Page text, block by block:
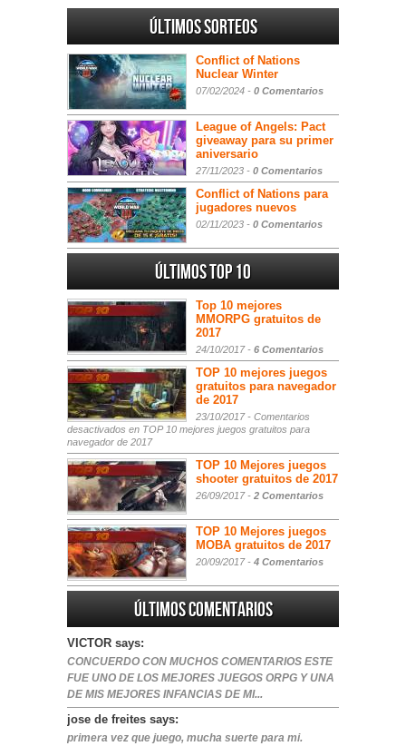
Últimos sorteos
Conflict of Nations
Nuclear Winter
07/02/2024 - 0 Comentarios
League of Angels: Pact
giveaway para su primer
aniversario
27/11/2023 - 0 Comentarios
Conflict of Nations para
jugadores nuevos
02/11/2023 - 0 Comentarios
Últimos Top 10
Top 10 mejores
MMORPG gratuitos de
2017
24/10/2017 - 6 Comentarios
TOP 10 mejores juegos
gratuitos para navegador
de 2017
23/10/2017 - Comentarios
desactivados en TOP 10 mejores juegos gratuitos para
navegador de 2017
TOP 10 Mejores juegos
shooter gratuitos de 2017
26/09/2017 - 2 Comentarios
TOP 10 Mejores juegos
MOBA gratuitos de 2017
20/09/2017 - 4 Comentarios
Últimos comentarios
VICTOR says:
CONCUERDO CON MUCHOS COMENTARIOS ESTE
FUE UNO DE LOS MEJORES JUEGOS ORPG Y UNA
DE MIS MEJORES INFANCIAS DE MI...
jose de freites says:
primera vez que juego, mucha suerte para mi.